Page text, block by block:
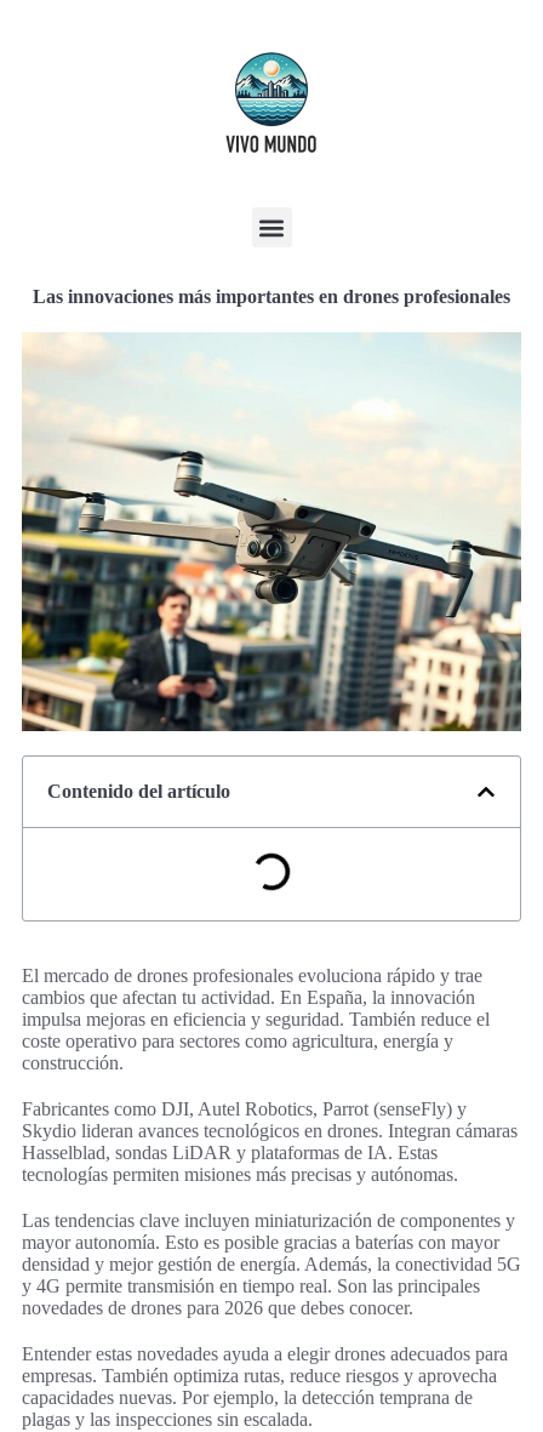
Las innovaciones más importantes en drones profesionales
Contenido del artículo
El mercado de drones profesionales evoluciona rápido y trae
cambios que afectan tu actividad. En España, la innovación
impulsa mejoras en eficiencia y seguridad. También reduce el
coste operativo para sectores como agricultura, energía y
construcción.
Fabricantes como DJI, Autel Robotics, Parrot (senseFly) y
Skydio lideran avances tecnológicos en drones. Integran cámaras
Hasselblad, sondas LiDAR y plataformas de IA. Estas
tecnologías permiten misiones más precisas y autónomas.
Las tendencias clave incluyen miniaturización de componentes y
mayor autonomía. Esto es posible gracias a baterías con mayor
densidad y mejor gestión de energía. Además, la conectividad 5G
y 4G permite transmisión en tiempo real. Son las principales
novedades de drones para 2026 que debes conocer.
Entender estas novedades ayuda a elegir drones adecuados para
empresas. También optimiza rutas, reduce riesgos y aprovecha
capacidades nuevas. Por ejemplo, la detección temprana de
plagas y las inspecciones sin escalada.